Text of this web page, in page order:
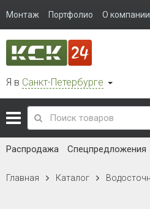
Монтаж Портфолио О компании
Я в Санкт-Петербурге
Распродажа Спецпредложения
Главная Каталог